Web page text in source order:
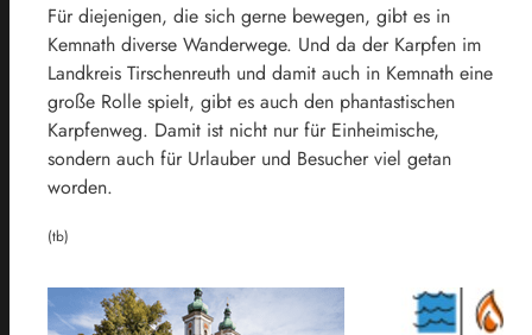
Für diejenigen, die sich gerne bewegen, gibt es in
Kemnath diverse Wanderwege. Und da der Karpfen im
Landkreis Tirschenreuth und damit auch in Kemnath eine
große Rolle spielt, gibt es auch den phantastischen
Karpfenweg. Damit ist nicht nur für Einheimische,
sondern auch für Urlauber und Besucher viel getan
worden.
(tb)